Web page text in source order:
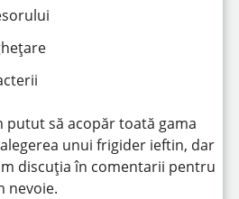
putut să acopăr toată gama
unui frigider ieftin, dar
discuția în comentarii pentru
nevoie.